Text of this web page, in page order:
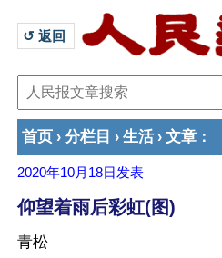
↺ 返回
首页 › 分栏目 › 生活 › 文章 ：
2020年10月18日 发表
仰望着雨后彩虹(图)
青松